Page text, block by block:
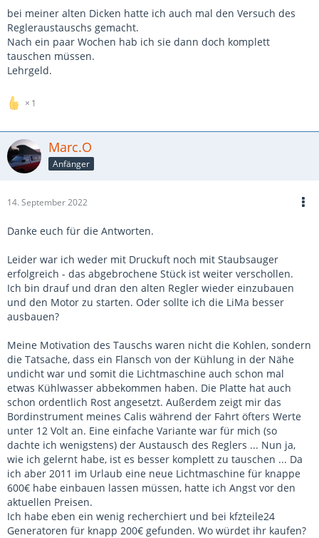
bei meiner alten Dicken hatte ich auch mal den Versuch des
Regleraustauschs gemacht.
Nach ein paar Wochen hab ich sie dann doch komplett
tauschen müssen.
Lehrgeld.
1
Marc.O
Anfänger
14. September 2022
Danke euch für die Antworten.
Leider war ich weder mit Druckuft noch mit Staubsauger
erfolgreich - das abgebrochene Stück ist weiter verschollen.
Ich bin drauf und dran den alten Regler wieder einzubauen
und den Motor zu starten. Oder sollte ich die LiMa besser
ausbauen?
Meine Motivation des Tauschs waren nicht die Kohlen, sondern
die Tatsache, dass ein Flansch von der Kühlung in der Nähe
undicht war und somit die Lichtmaschine auch schon mal
etwas Kühlwasser abbekommen haben. Die Platte hat auch
schon ordentlich Rost angesetzt. Außerdem zeigt mir das
Bordinstrument meines Calis während der Fahrt öfters Werte
unter 12 Volt an. Eine einfache Variante war für mich (so
dachte ich wenigstens) der Austausch des Reglers ... Nun ja,
wie ich gelernt habe, ist es besser komplett zu tauschen ... Da
ich aber 2011 im Urlaub eine neue Lichtmaschine für knappe
600€ habe einbauen lassen müssen, hatte ich Angst vor den
aktuellen Preisen.
Ich habe eben ein wenig recherchiert und bei kfzteile24
Generatoren für knapp 200€ gefunden. Wo würdet ihr kaufen?